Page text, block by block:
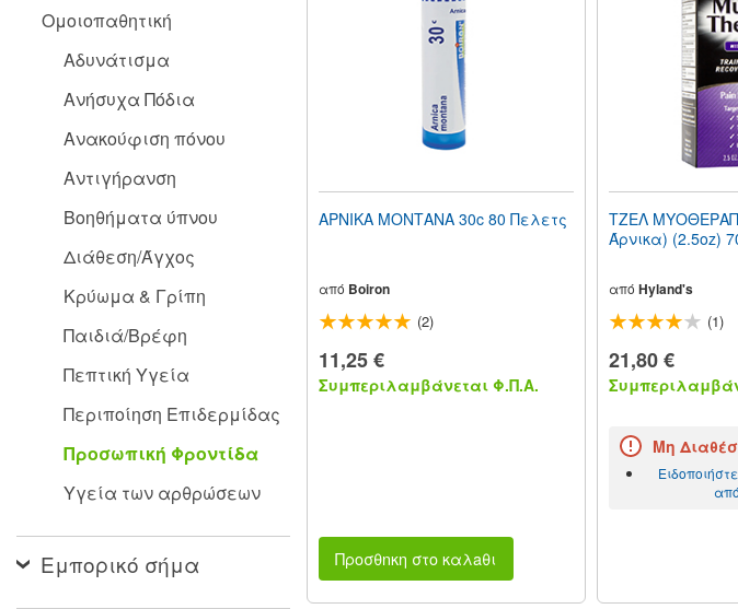
people
disabilities
accessibility
Ομοιοπαθητική
Αδυνάτισμα
Ανήσυχα Πόδια
Ανακούφιση πόνου
Αντιγήρανση
Βοηθήματα ύπνου
Διάθεση/Άγχος
Κρύωμα & Γρίπη
Παιδιά/Βρέφη
Πεπτική Υγεία
Περιποίηση Επιδερμίδας
Προσωπική Φροντίδα
Υγεία των αρθρώσεων
Εμπορικό σήμα
ΑΡΝΙΚΑ ΜΟΝΤΑΝΑ 30c 80 Πελετς
από Boiron
(2)
11,25 €
Συμπεριλαμβάνεται Φ.Π.Α.
Προσθnκη στο καλaθι
ΤΖΕΛ
Άρνικα) (2.5oz)
από Hyland's
(1)
21,80 €
Μη